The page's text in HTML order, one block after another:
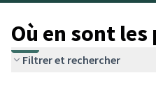
Où en sont
Filtrer et rechercher